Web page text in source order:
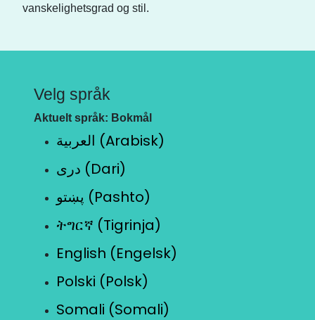
vanskelighetsgrad og stil.
Velg språk
Aktuelt språk: Bokmål
العربية (Arabisk)
دری (Dari)
پښتو (Pashto)
ትግርኛ (Tigrinja)
English (Engelsk)
Polski (Polsk)
Somali (Somali)